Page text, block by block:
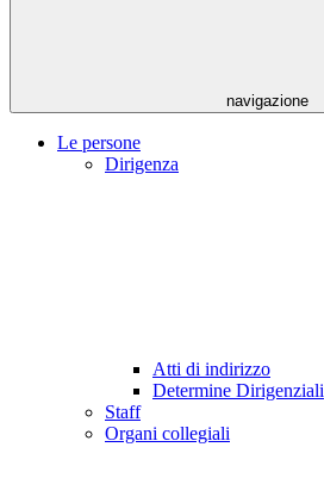
navigazione
Le persone
Dirigenza
Atti di indirizzo
Determine Dirigenziali
Staff
Organi collegiali